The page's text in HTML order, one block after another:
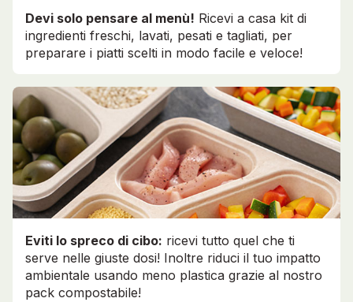
Devi solo pensare al menù! Ricevi a casa kit di
ingredienti freschi, lavati, pesati e tagliati, per
preparare i piatti scelti in modo facile e veloce!
Eviti lo spreco di cibo: ricevi tutto quel che ti
serve nelle giuste dosi! Inoltre riduci il tuo impatto
ambientale usando meno plastica grazie al nostro
pack compostabile!